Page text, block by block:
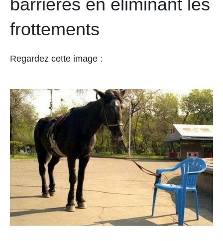
barrières en éliminant les
frottements
Regardez cette image :